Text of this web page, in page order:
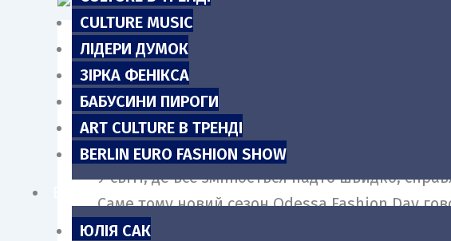
CULTURE MUSIC
ЛІДЕРИ ДУМОК
ЗІРКА ФЕНІКСА
БАБУСИНИ ПИРОГИ
ART CULTURE В ТРЕНДІ
BERLIN EURO FASHION SHOW
ЮЛІЯ САК
16–17 травня 2026 року Одеса знову стане
32-й сезон Odessa Fashion Day пройде під
індивідуальності та моментам, які неможливо
У світі, де все змінюється надто швидко,
Саме тому новий сезон Odessa Fashion Day
неповторну. ONE OF A KIND — це історія про